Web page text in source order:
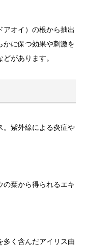
アオイ）の根から抽出
かに保つ効果や刺激を
があります。
。紫外線による炎症や
の葉から得られるエキ
多く含んだアイリス由